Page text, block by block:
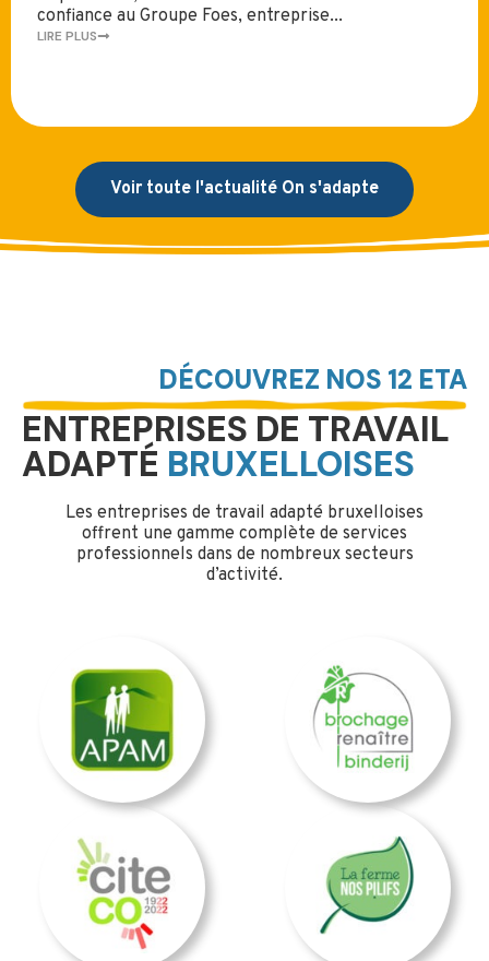
confiance au Groupe Foes, entreprise...
LIRE PLUS
Voir toute l'actualité On s'adapte
DÉCOUVREZ NOS 12 ETA
ENTREPRISES DE TRAVAIL
ADAPTÉ BRUXELLOISES
Les entreprises de travail adapté bruxelloises
offrent une gamme complète de services
professionnels dans de nombreux secteurs
d’activité.